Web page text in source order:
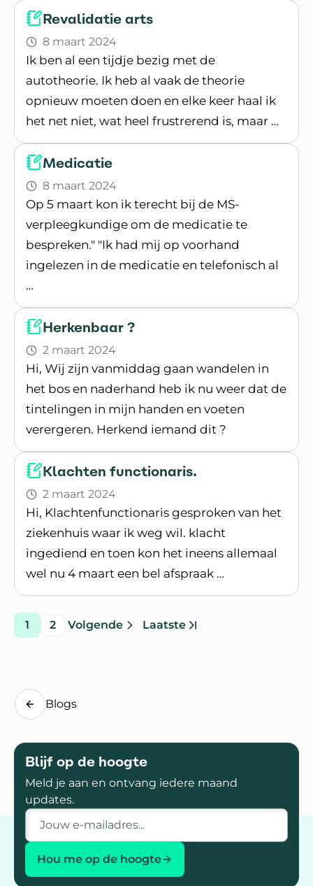
Revalidatie arts
8 maart 2024
Ik ben al een tijdje bezig met de
autotheorie. Ik heb al vaak de theorie
opnieuw moeten doen en elke keer haal ik
het net niet, wat heel frustrerend is, maar …
Lees blogpost
Medicatie
8 maart 2024
Op 5 maart kon ik terecht bij de MS-
verpleegkundige om de medicatie te
bespreken." "Ik had mij op voorhand
ingelezen in de medicatie en telefonisch al
…
Lees blogpost
Herkenbaar ?
2 maart 2024
Hi, Wij zijn vanmiddag gaan wandelen in
het bos en naderhand heb ik nu weer dat de
tintelingen in mijn handen en voeten
verergeren. Herkend iemand dit ?
Lees blogpost
Klachten functionaris.
2 maart 2024
Hi, Klachtenfunctionaris gesproken van het
ziekenhuis waar ik weg wil. klacht
ingediend en toen kon het ineens allemaal
wel nu 4 maart een bel afspraak …
Lees blogpost
Ga naar
pagina
1 pagina
2 Volgende
pagina Laatste
pagina
Blogs
Blijf op de hoogte
Meld je aan en ontvang iedere maand
updates.
E-mailadres
Hou me op de hoogte